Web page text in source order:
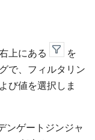
上にある
を
で、フィルタリン
び値を選択しま
ンゲートジンジャ